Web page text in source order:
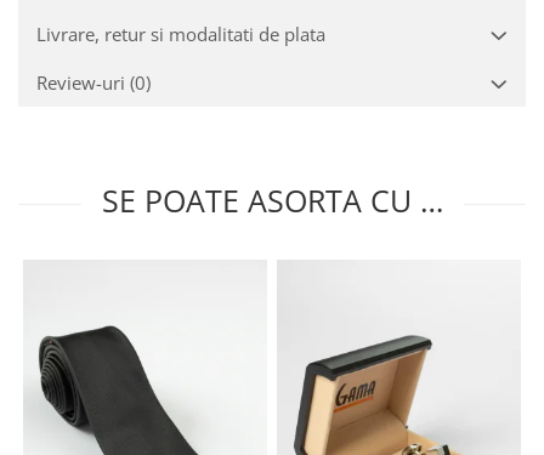
Livrare, retur si modalitati de plata
Review-uri (0)
SE POATE ASORTA CU …